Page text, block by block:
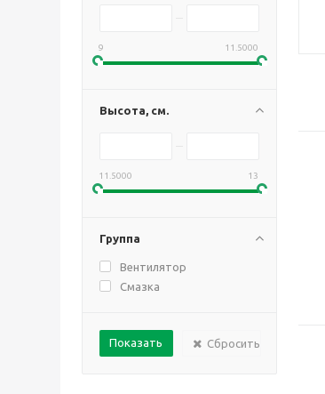
9 11.5000
Высота, см.
11.5000 13
Группа
Вентилятор
Смазка
Сбросить